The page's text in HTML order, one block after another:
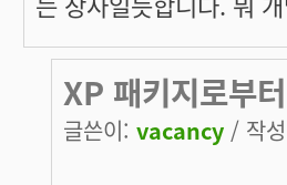
XP 패키지로부터
글쓴이: vacancy / 작